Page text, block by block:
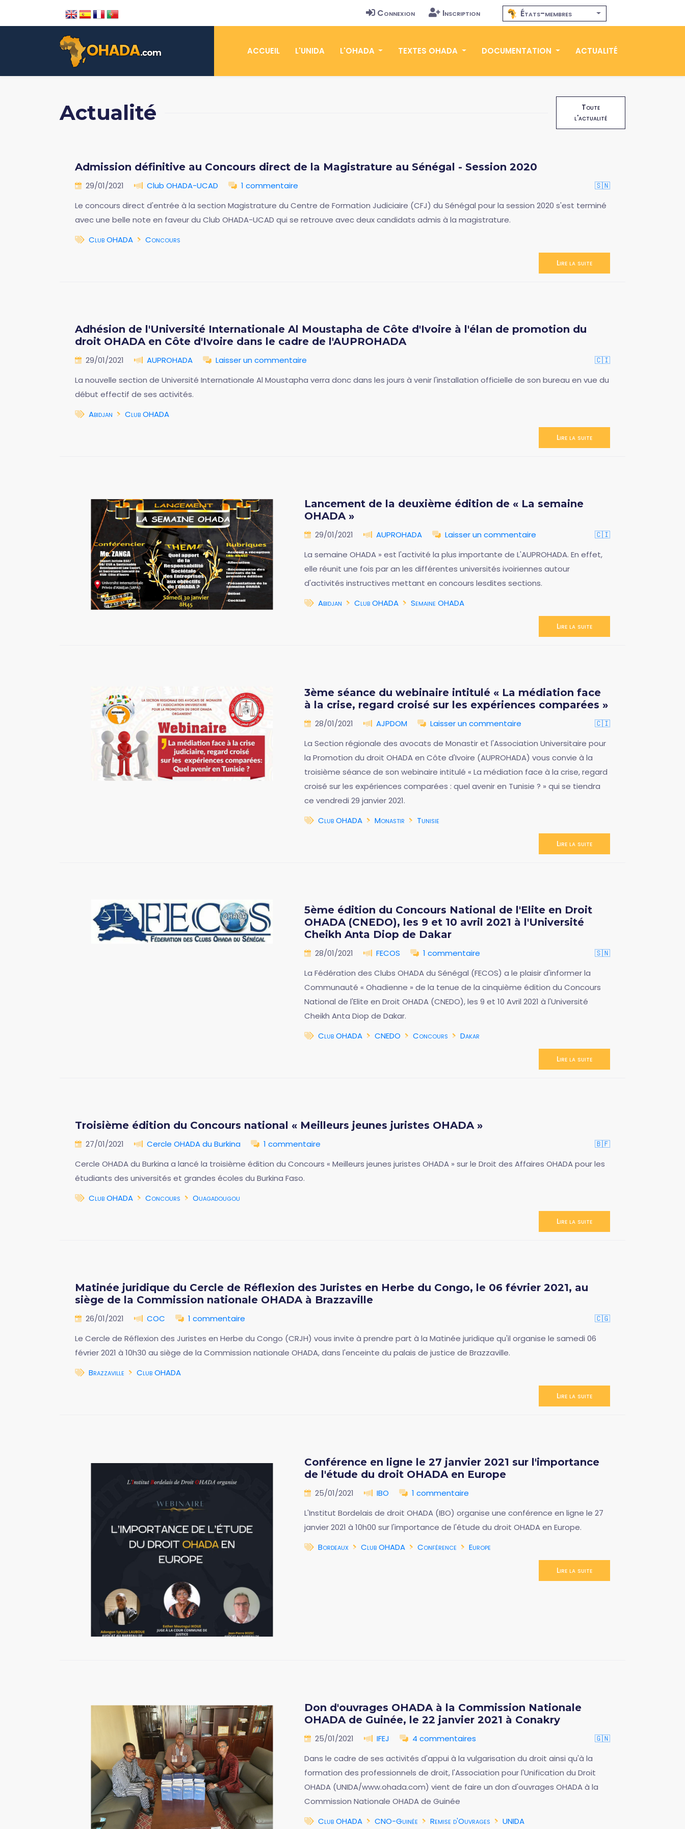
Connexion Inscription États-membres
ACCUEIL L'UNIDA L'OHADA TEXTES OHADA DOCUMENTATION ACTUALITÉ
Actualité
Toute
l'actualité
Admission définitive au Concours direct de la Magistrature au Sénégal - Session 2020
29/01/2021 Club OHADA-UCAD 1 commentaire
🇸🇳
Le concours direct d'entrée à la section Magistrature du Centre de Formation Judiciaire (CFJ) du Sénégal pour la session 2020 s'est terminé
avec une belle note en faveur du Club OHADA-UCAD qui se retrouve avec deux candidats admis à la magistrature.
Club OHADA
Concours
Lire la suite
Adhésion de l'Université Internationale Al Moustapha de Côte d'Ivoire à l'élan de promotion du
droit OHADA en Côte d'Ivoire dans le cadre de l'AUPROHADA
29/01/2021 AUPROHADA Laisser un commentaire
🇨🇮
La nouvelle section de Université Internationale Al Moustapha verra donc dans les jours à venir l'installation officielle de son bureau en vue du
début effectif de ses activités.
Abidjan
Club OHADA
Lire la suite
Lancement de la deuxième édition de « La semaine
OHADA »
29/01/2021 AUPROHADA Laisser un commentaire
🇨🇮
La semaine OHADA » est l'activité la plus importante de L'AUPROHADA. En effet,
elle réunit une fois par an les différentes universités ivoiriennes autour
d'activités instructives mettant en concours lesdites sections.
Abidjan
Club OHADA Semaine OHADA
Lire la suite
3ème séance du webinaire intitulé « La médiation face
à la crise, regard croisé sur les expériences comparées »
28/01/2021 AJPDOM Laisser un commentaire
🇨🇮
La Section régionale des avocats de Monastir et l'Association Universitaire pour
la Promotion du droit OHADA en Côte d'Ivoire (AUPROHADA) vous convie à la
troisième séance de son webinaire intitulé « La médiation face à la crise, regard
croisé sur les expériences comparées : quel avenir en Tunisie ? » qui se tiendra
ce vendredi 29 janvier 2021.
Club OHADA
Monastir Tunisie
Lire la suite
5ème édition du Concours National de l'Elite en Droit
OHADA (CNEDO), les 9 et 10 avril 2021 à l'Université
Cheikh Anta Diop de Dakar
28/01/2021 FECOS 1 commentaire
🇸🇳
La Fédération des Clubs OHADA du Sénégal (FECOS) a le plaisir d'informer la
Communauté « Ohadienne » de la tenue de la cinquième édition du Concours
National de l'Elite en Droit OHADA (CNEDO), les 9 et 10 Avril 2021 à l'Université
Cheikh Anta Diop de Dakar.
Club OHADA
CNEDO Concours Dakar
Lire la suite
Troisième édition du Concours national « Meilleurs jeunes juristes OHADA »
27/01/2021 Cercle OHADA du Burkina 1 commentaire
🇧🇫
Cercle OHADA du Burkina a lancé la troisième édition du Concours « Meilleurs jeunes juristes OHADA » sur le Droit des Affaires OHADA pour les
étudiants des universités et grandes écoles du Burkina Faso.
Club OHADA
Concours Ouagadougou
Lire la suite
Matinée juridique du Cercle de Réflexion des Juristes en Herbe du Congo, le 06 février 2021, au
siège de la Commission nationale OHADA à Brazzaville
26/01/2021 COC 1 commentaire
🇨🇬
Le Cercle de Réflexion des Juristes en Herbe du Congo (CRJH) vous invite à prendre part à la Matinée juridique qu'il organise le samedi 06
février 2021 à 10h30 au siège de la Commission nationale OHADA, dans l'enceinte du palais de justice de Brazzaville.
Brazzaville
Club OHADA
Lire la suite
Conférence en ligne le 27 janvier 2021 sur l'importance
de l'étude du droit OHADA en Europe
25/01/2021 IBO
1 commentaire
L'Institut Bordelais de droit OHADA (IBO) organise une conférence en ligne le 27
janvier 2021 à 10h00 sur l'importance de l'étude du droit OHADA en Europe.
Bordeaux
Club OHADA Conférence Europe
Lire la suite
Don d'ouvrages OHADA à la Commission Nationale
OHADA de Guinée, le 22 janvier 2021 à Conakry
25/01/2021 IFEJ 4 commentaires
🇬🇳
Dans le cadre de ses activités d'appui à la vulgarisation du droit ainsi qu'à la
formation des professionnels de droit, l'Association pour l'Unification du Droit
OHADA (UNIDA/www.ohada.com) vient de faire un don d'ouvrages OHADA à la
Commission Nationale OHADA de Guinée
Club OHADA
CNO-Guinée Remise d'Ouvrages UNIDA